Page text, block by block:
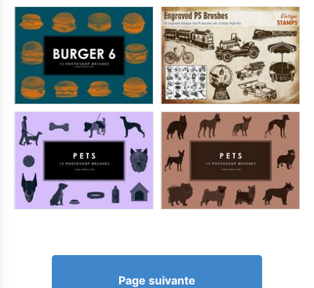
Page suivante